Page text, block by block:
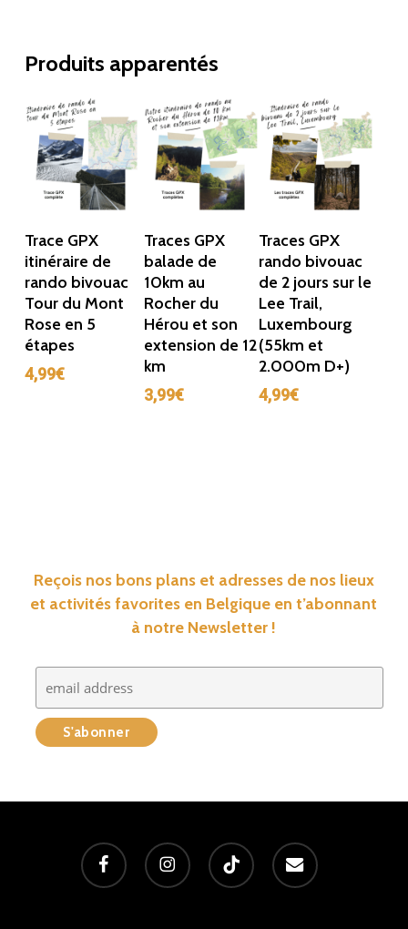
Produits apparentés
Ajouter Au
Panier
Trace GPX
itinéraire de
rando bivouac
Tour du Mont
Rose en 5
étapes
4,99€
Ajouter Au
Panier
Traces GPX
balade de
10km au
Rocher du
Hérou et son
extension de 12
km
3,99€
Ajouter Au
Panier
Traces GPX
rando bivouac
de 2 jours sur le
Lee Trail,
Luxembourg
(55km et
2.000m D+)
4,99€
Reçois nos bons plans et adresses de nos lieux
et activités favorites en Belgique en t’abonnant
à notre Newsletter !
facebook instagram tiktok email